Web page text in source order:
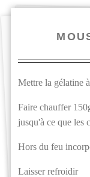
Mettre la gélatine
Faire chauffer
jusqu'à ce que les
Hors du feu
Laisser refroidir